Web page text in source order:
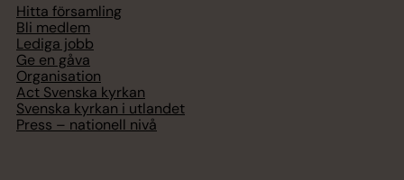
Hitta församling
Bli medlem
Lediga jobb
Ge en gåva
Organisation
Act Svenska kyrkan
Svenska kyrkan i utlandet
Press – nationell nivå